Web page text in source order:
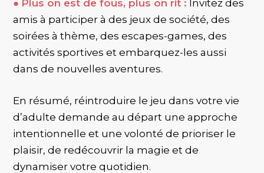
● Plus on est de fous, plus on rit : Invitez des
amis à participer à des jeux de société, des
soirées à thème, des escapes-games, des
activités sportives et embarquez-les aussi
dans de nouvelles aventures.
En résumé, réintroduire le jeu dans votre vie
d’adulte demande au départ une approche
intentionnelle et une volonté de prioriser le
plaisir, de redécouvrir la magie et de
dynamiser votre quotidien.